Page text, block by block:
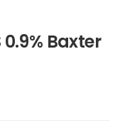
Baxter